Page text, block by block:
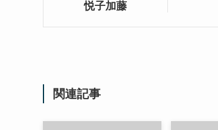
悦子加藤
関連記事